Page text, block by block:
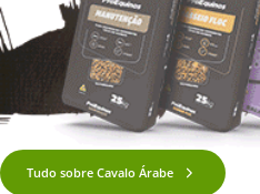
Tudo sobre Cavalo Árabe